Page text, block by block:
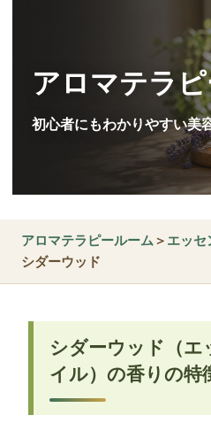
アロマテラ
初心者にもわかりやすい美
アロマテラピールーム＞ エッセ
シダーウッド
シダーウッド（エ
イル）の香りの特